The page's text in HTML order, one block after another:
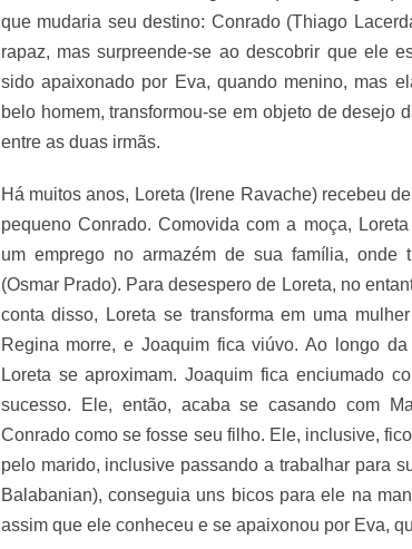
que mudaria seu destino: Conrado (Thiago
rapaz, mas surpreende-se ao descobrir que ele
sido apaixonado por Eva, quando menino, mas
belo homem, transformou-se em objeto de desejo
entre as duas irmãs.
Há muitos anos, Loreta (Irene Ravache) recebeu
pequeno Conrado. Comovida com a moça,
um emprego no armazém de sua família, onde
(Osmar Prado). Para desespero de Loreta, no
conta disso, Loreta se transforma em uma
Regina morre, e Joaquim fica viúvo. Ao longo
Loreta se aproximam. Joaquim fica enciumado
sucesso. Ele, então, acaba se casando com
Conrado como se fosse seu filho. Ele, inclusive,
pelo marido, inclusive passando a trabalhar para
Balabanian), conseguia uns bicos para ele na
assim que ele conheceu e se apaixonou por Eva,